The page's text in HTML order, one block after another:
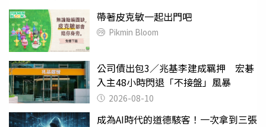
帶著皮克敏一起出門吧
Pikmin Bloom
公司債出包3／兆基李建成羈押 宏碁
入主48小時閃退「不接盤」風暴
2026-08-10
成為AI時代的道德駭客！一次拿到三張